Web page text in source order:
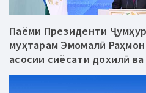
Паёми Президенти
муҳтарам Эмомалӣ
асосии сиёсати дохилӣ